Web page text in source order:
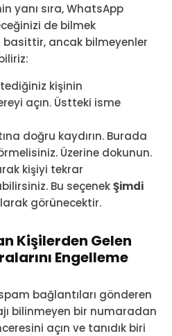
yanı sıra, WhatsApp
de bilmek
basittir, ancak bilmeyenler
kişinin
açın. Üstteki isme
doğru kaydırın. Burada
Üzerine dokunun.
kişiyi tekrar
Bu seçenekŞimdi
görünecektir.
Kişilerden Gelen
Engelleme
bağlantıları gönderen
bilinmeyen bir numaradan
açın ve tanıdık biri